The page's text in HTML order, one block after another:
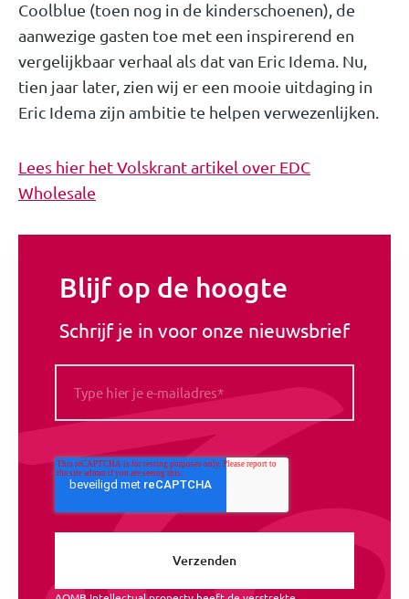
Coolblue (toen nog in de kinderschoenen), de
aanwezige gasten toe met een inspirerend en
vergelijkbaar verhaal als dat van Eric Idema. Nu,
tien jaar later, zien wij er een mooie uitdaging in
Eric Idema zijn ambitie te helpen verwezenlijken.
Lees hier het Volskrant artikel over EDC
Wholesale
Blijf op de hoogte
Schrijf je in voor onze nieuwsbrief